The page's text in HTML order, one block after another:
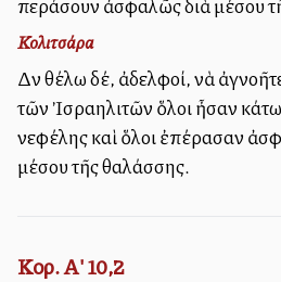
Κολιτσάρα
Δὲν θέλω δέ, ἀδελφοί, νὰ
τῶν Ἰσραηλιτῶν ὅλοι ἦσαν
νεφέλης καὶ ὅλοι ἐπέρασαν
μέσου τῆς θαλάσσης.
Κορ. Α' 10,2